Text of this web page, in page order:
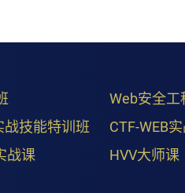
Web安全工
战技能特训班
CTF-WEB
战课
HVV大师课